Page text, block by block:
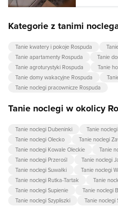
Kategorie z tanimi
Tanie kwatery i pokoje Rospuda
Tanie apartamenty Rospuda
Tanie
Tanie agroturystyki Rospuda
Tanie
Tanie domy wakacyjne Rospuda
Tanie noclegi pracownicze Rospuda
Tanie noclegi w okolicy
Tanie noclegi Dubeninki Tanie
Tanie noclegi Olecko
Tanie noclegi
Tanie noclegi Kowale Oleckie
Tanie
Tanie noclegi Przerośl
Tanie noclegi
Tanie noclegi Suwałki
Tanie noclegi
Tanie noclegi Rutka-Tartak
Tanie
Tanie noclegi Supienie
Tanie noclegi
Tanie noclegi Szypliszki
Tanie noclegi